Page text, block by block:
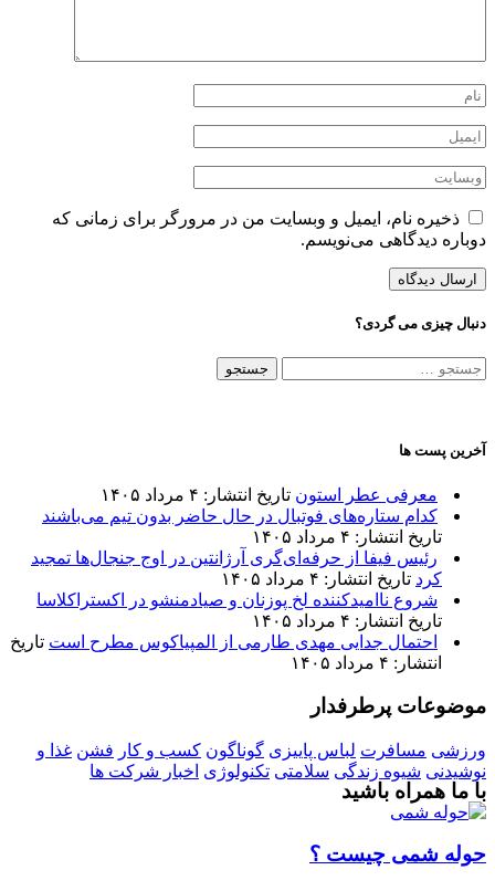
ذخیره نام، ایمیل و وبسایت من در مرورگر برای زمانی که
دوباره دیدگاهی می‌نویسم.
دنبال چیزی می گردی؟
جستجو
آخرین پست ها
معرفی عطر استون تاریخ انتشار: ۴ مرداد ۱۴۰۵
کدام ستاره‌های فوتبال در حال حاضر بدون تیم می‌باشند
تاریخ انتشار: ۴ مرداد ۱۴۰۵
رئیس فیفا از حرفه‌ای‌گری آرژانتین در اوج جنجال‌ها تمجید
کرد تاریخ انتشار: ۴ مرداد ۱۴۰۵
شروع ناامیدکننده لخ پوزنان و صیادمنشو در اکستراکلاسا
تاریخ انتشار: ۴ مرداد ۱۴۰۵
احتمال جدایی مهدی طارمی از المپیاکوس مطرح است تاریخ
انتشار: ۴ مرداد ۱۴۰۵
موضوعات پرطرفدار
ورزشی مسافرت لباس پاییزی گوناگون کسب و کار فشن غذا و
نوشیدنی شیوه زندگی سلامتی تکنولوژی اخبار شرکت ها
با ما همراه باشید
حوله شمی چیست ؟